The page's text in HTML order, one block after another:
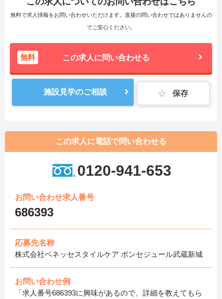
無料で求人情報をお問い合わせいただけます。直接の問い合わせではありませんの
でご安心ください。
無料 この求人に問い合わせる
施設見学のご相談 保存
この求人に電話で問い合わせる
0120-941-653
お問い合わせ求人番号
686393
応募先名称
株式会社ベネッセスタイルケア ボンセジュール武蔵新城
お問い合わせ例
「求人番号686393に興味があるので、詳細を教えてもら